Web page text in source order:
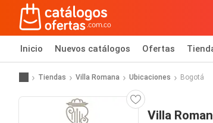
Inicio Nuevos catálogos Ofertas
Tiendas Villa Romana Ubicaciones Bogotá
Villa